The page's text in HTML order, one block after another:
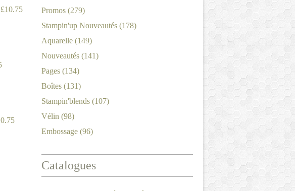
Promos (279)
Stampin'up Nouveautés (178)
Aquarelle (149)
Nouveautés (141)
Pages (134)
Boîtes (131)
Stampin'blends (107)
Vélin (98)
Embossage (96)
Catalogues